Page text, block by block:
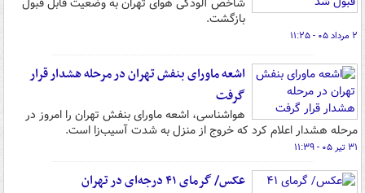
بازگشت.
۲ مرداد ۰۵ - ۱۱:۲۵
اشعه ماورای بنفش تهران در مرحله هشدار قرار
گرفت
هواشناسی،‌ اشعه ماورای بنفش تهران را امروز در
مرحله هشدار اعلام کرد که خروج از منزل به شدت آسیب‌زا است.
۳۱ تیر ۰۵ - ۱۱:۳۹
عکس/ گرمای ۴۱ درجه‌ای در تهران